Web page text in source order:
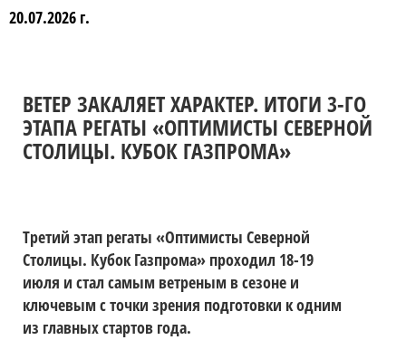
20.07.2026 г.
ВЕТЕР ЗАКАЛЯЕТ ХАРАКТЕР. ИТОГИ 3-ГО
ЭТАПА РЕГАТЫ «ОПТИМИСТЫ СЕВЕРНОЙ
СТОЛИЦЫ. КУБОК ГАЗПРОМА»
Третий этап регаты «Оптимисты Северной
Столицы. Кубок Газпрома» проходил 18-19
июля и стал самым ветреным в сезоне и
ключевым с точки зрения подготовки к одним
из главных стартов года.